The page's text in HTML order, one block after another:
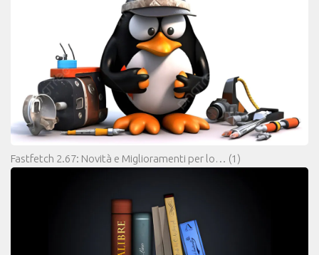
Fastfetch 2.67: Novità e Miglioramenti per lo… (1)